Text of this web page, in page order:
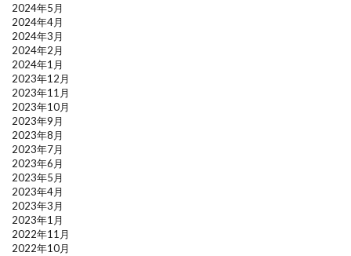
2024年5月
2024年4月
2024年3月
2024年2月
2024年1月
2023年12月
2023年11月
2023年10月
2023年9月
2023年8月
2023年7月
2023年6月
2023年5月
2023年4月
2023年3月
2023年1月
2022年11月
2022年10月